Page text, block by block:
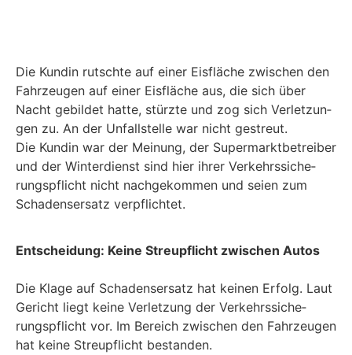
Die Kun­din rutsch­te auf einer Eis­flä­che zwi­schen den
Fahr­zeu­gen auf einer Eis­flä­che aus, die sich über
Nacht gebil­det hat­te, stürz­te und zog sich Ver­let­zun­
gen zu. An der Unfall­stel­le war nicht gestreut.
Die Kun­din war der Mei­nung, der Super­markt­be­trei­ber
und der Win­ter­dienst sind hier ihrer Ver­kehrs­si­che­
rungs­pflicht nicht nach­ge­kom­men und sei­en zum
Scha­dens­er­satz verpflichtet.
Ent­schei­dung: Kei­ne Streu­pflicht zwi­schen Autos
Die Kla­ge auf Scha­dens­er­satz hat kei­nen Erfolg. Laut
Gericht liegt kei­ne Ver­let­zung der Ver­kehrs­si­che­
rungs­pflicht vor. Im Bereich zwi­schen den Fahr­zeu­gen
hat kei­ne Streu­pflicht bestan­den.